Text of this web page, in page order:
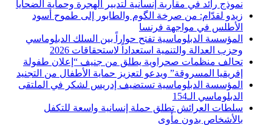
نموذج رائد في مقاربة إنسانية لتدبير الهجرة وحماية الضحايا
زيدو لقدّام: من صرخة الگوم والطابور إلى طموح أسود
الأطلس في مواجهة فرنسا
المؤسسة الدبلوماسية تفتح حواراً بين السلك الدبلوماسي
وحزب العدالة والتنمية استعداداً لاستحقاقات 2026
تحالف منظمات صحراوية يطلق من جنيف “إعلان طفولة
إفريقيا المسروقة” ويدعو لتعزيز حماية الأطفال من التجنيد
المؤسسة الدبلوماسية تستضيف إدريس لشكر في الملتقى
الدبلوماسي الـ154
سلطات العرائش تطلق حملة إنسانية واسعة للتكفل
بالأشخاص بدون مأوى